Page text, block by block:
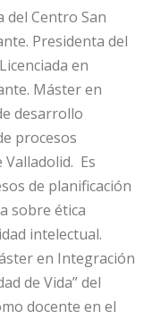
del Centro San
Presidenta del
en
Máster en
desarrollo
procesos
Es
de planificación
sobre ética
intelectual.
en Integración
de Vida” del
docente en el